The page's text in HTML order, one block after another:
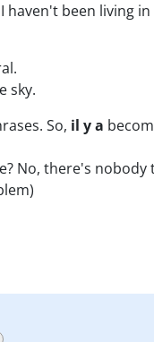
I haven't been living
sky.
So, il y a
No, there's nobody